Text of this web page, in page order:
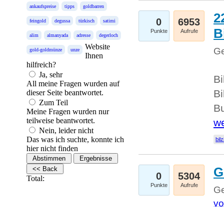
ankaufspreise tipps goldbarren
feingold degussa türkisch satimi
alim almanyada adresse degerloch
gold-goldmünze unze
Website
Ihnen
hilfreich?
Ja, sehr
All meine Fragen wurden auf
dieser Seite beantwortet.
Zum Teil
Meine Fragen wurden nur
teilweise beantwortet.
Nein, leider nicht
Das was ich suchte, konnte ich
hier nicht finden
Total:
0
Punkte
6953
Aufrufe
0
Punkte
5304
Aufrufe